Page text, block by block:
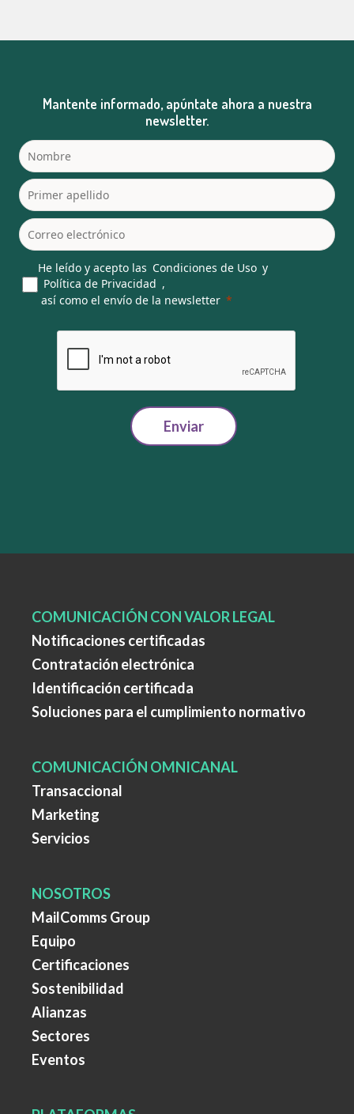
Mantente informado, apúntate ahora a nuestra
newsletter.
He leído y acepto las Condiciones de Uso y
Política de Privacidad ,
así como el envío de la newsletter
Enviar
COMUNICACIÓN CON VALOR LEGAL
Notificaciones certificadas
Contratación electrónica
Identificación certificada
Soluciones para el cumplimiento normativo
COMUNICACIÓN OMNICANAL
Transaccional
Marketing
Servicios
NOSOTROS
MailComms Group
Equipo
Certificaciones
Sostenibilidad
Alianzas
Sectores
Eventos